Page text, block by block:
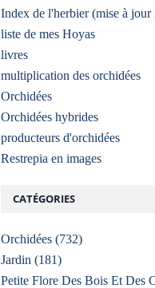
Index de l'herbier (mise à jour
liste de mes Hoyas
livres
multiplication des orchidées
Orchidées
Orchidées hybrides
producteurs d'orchidées
Restrepia en images
CATÉGORIES
Orchidées (732)
Jardin (181)
Petite Flore Des Bois Et Des